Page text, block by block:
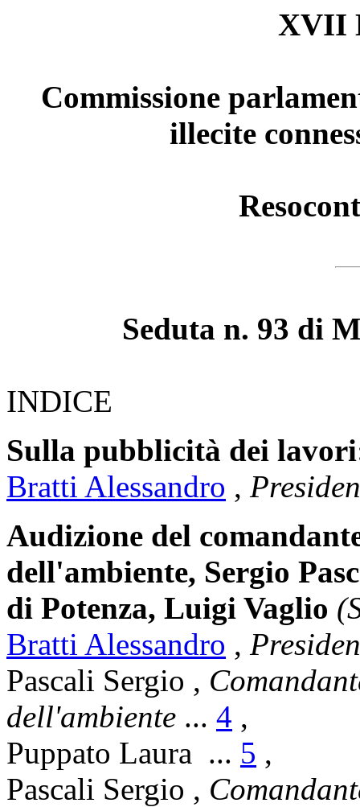
XVII
Commissione
illecite
Seduta n. 93 di
INDICE
Sulla pubblicità dei
Bratti Alessandro ,
Audizione del
dell'ambiente, Sergio
di Potenza, Luigi Vaglio
Bratti Alessandro ,
Pascali Sergio ,
dell'ambiente ... 4 ,
Puppato Laura ... 5 ,
Pascali Sergio ,